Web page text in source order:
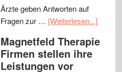
Ärzte geben Antworten auf
Fragen zur … [Weiterlesen...]
Magnetfeld Therapie
Firmen stellen ihre
Leistungen vor